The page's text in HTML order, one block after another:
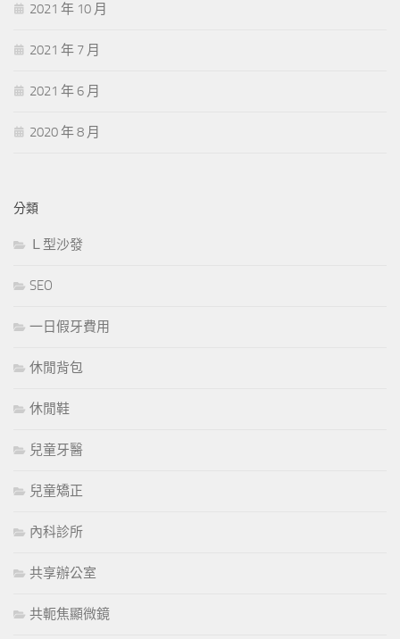
2021 年 10 月
2021 年 7 月
2021 年 6 月
2020 年 8 月
分類
Ｌ型沙發
SEO
一日假牙費用
休閒背包
休閒鞋
兒童牙醫
兒童矯正
內科診所
共享辦公室
共軛焦顯微鏡